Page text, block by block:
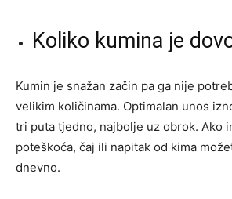
Koliko kumina je
Kumin je snažan začin pa ga nije
velikim količinama. Optimalan unos
tri puta tjedno, najbolje uz obrok. Ako
poteškoća, čaj ili napitak od kima
dnevno.